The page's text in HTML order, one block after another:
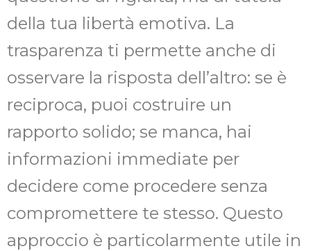
della tua libertà emotiva. La
trasparenza ti permette anche di
osservare la risposta dell’altro: se è
reciproca, puoi costruire un
rapporto solido; se manca, hai
informazioni immediate per
decidere come procedere senza
compromettere te stesso. Questo
approccio è particolarmente utile in